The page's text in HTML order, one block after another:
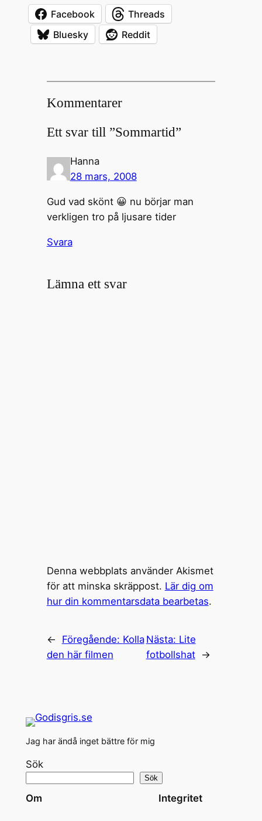
Facebook
Threads
Bluesky
Reddit
Kommentarer
Ett svar till ”Sommartid”
Hanna
28 mars, 2008
Gud vad skönt 😀 nu börjar man
verkligen tro på ljusare tider
Svara
Lämna ett svar
Denna webbplats använder Akismet
för att minska skräppost. Lär dig om
hur din kommentarsdata bearbetas.
← Föregående: Kolla
den här filmen
Nästa: Lite
fotbollshat
→
Jag har ändå inget bättre för mig
Sök
Sök
Om Integritet